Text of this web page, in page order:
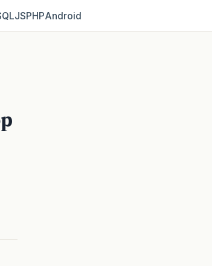
JSPHPAndroid